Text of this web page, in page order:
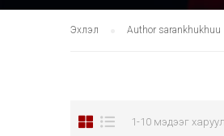
Эхлэл Author sarankhukhuu
1-10 мэдээг